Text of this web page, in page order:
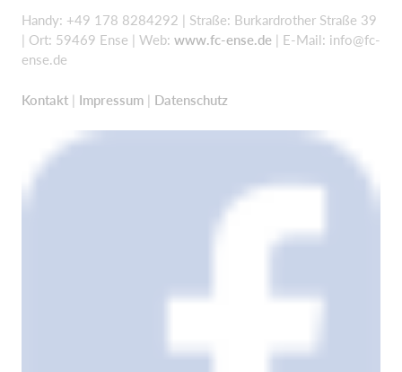
Handy: +49 178 8284292 | Straße: Burkardrother Straße 39
| Ort: 59469 Ense | Web: www.fc-ense.de | E-Mail: info@fc-
ense.de
Kontakt | Impressum | Datenschutz